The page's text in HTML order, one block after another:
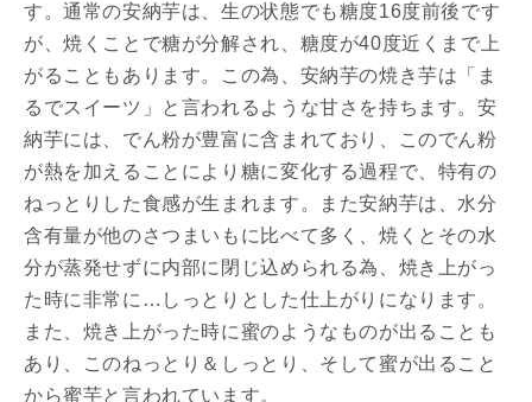
す。通常の安納芋は、生の状態でも糖度16度前後です
が、焼くことで糖が分解され、糖度が40度近くまで上
がることもあります。この為、安納芋の焼き芋は「ま
るでスイーツ」と言われるような甘さを持ちます。安
納芋には、でん粉が豊富に含まれており、このでん粉
が熱を加えることにより糖に変化する過程で、特有の
ねっとりした食感が生まれます。また安納芋は、水分
含有量が他のさつまいもに比べて多く、焼くとその水
分が蒸発せずに内部に閉じ込められる為、焼き上がっ
た時に非常に…しっとりとした仕上がりになります。
また、焼き上がった時に蜜のようなものが出ることも
あり、このねっとり＆しっとり、そして蜜が出ること
から蜜芋と言われています。